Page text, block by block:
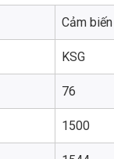
Cảm
KSG
76
1500